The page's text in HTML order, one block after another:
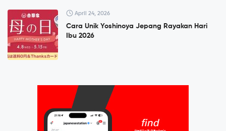
April 24, 2026
Cara Unik Yoshinoya Jepang Rayakan Hari
Ibu 2026